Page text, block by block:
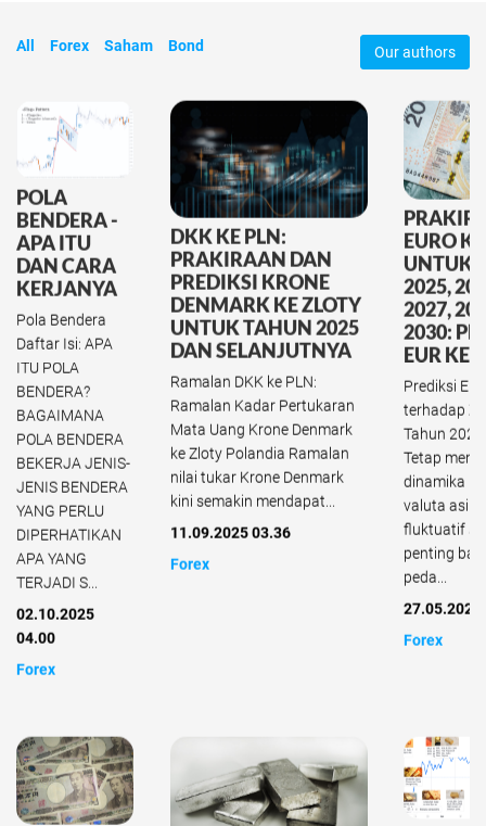
All Forex Saham Bond Our authors
POLA
BENDERA -
APA ITU
DAN CARA
KERJANYA
Pola Bendera
Daftar Isi: APA
ITU POLA
BENDERA?
BAGAIMANA
POLA BENDERA
BEKERJA JENIS-
JENIS BENDERA
YANG PERLU
DIPERHATIKAN
APA YANG
TERJADI S...
02.10.2025
04.00
Forex
DKK KE PLN:
PRAKIRAAN DAN
PREDIKSI KRONE
DENMARK KE ZLOTY
UNTUK TAHUN 2025
DAN SELANJUTNYA
Ramalan DKK ke PLN:
Ramalan Kadar Pertukaran
Mata Uang Krone Denmark
ke Zloty Polandia Ramalan
nilai tukar Krone Denmark
kini semakin mendapat...
11.09.2025 03.36
Forex
EURO
UNTUK
2025,
2027,
2030:
EUR KE
Prediksi
terhadap
Tahun
Tetap
dinamika
valuta
fluktuatif
penting
peda...
27.05.2025
Forex